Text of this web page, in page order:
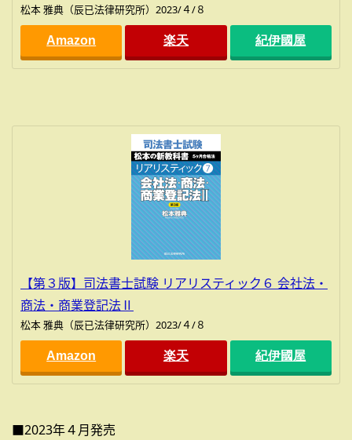
松本 雅典（辰已法律研究所）2023/４/８
Amazon 楽天 紀伊國屋
【第３版】司法書士試験 リアリスティック６ 会社法・
商法・商業登記法Ⅱ
松本 雅典（辰已法律研究所）2023/４/８
Amazon 楽天 紀伊國屋
■2023年４月発売